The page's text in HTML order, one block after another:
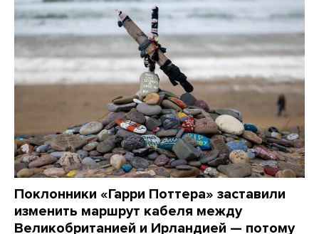
Поклонники «Гарри Поттера» заставили
изменить маршрут кабеля между
Великобританией и Ирландией — потому